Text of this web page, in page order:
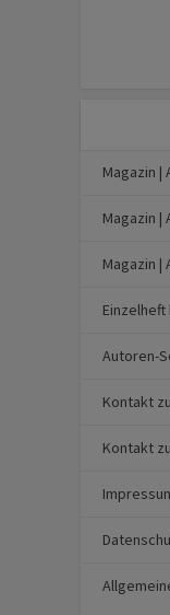
Magazin |
Magazin |
Magazin |
Autoren-
Kontakt
Kontakt